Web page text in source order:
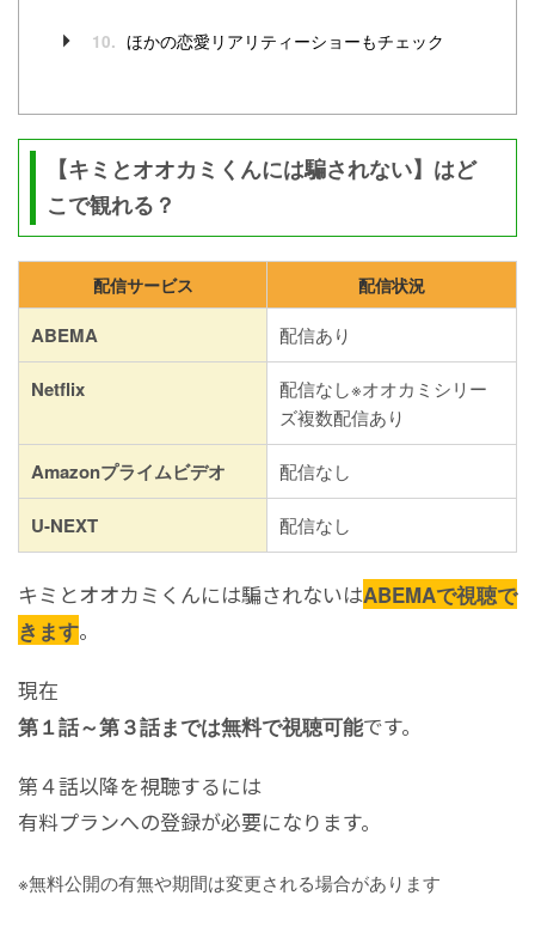
10. ほかの恋愛リアリティーショーもチェック
【キミとオオカミくんには騙されない】はど
こで観れる？
配信サービス 配信状況
ABEMA 配信あり
Netflix
配信なし※オオカミシリー
ズ複数配信あり
Amazonプライムビデオ 配信なし
U-NEXT 配信なし
キミとオオカミくんには騙されないはABEMAで視聴で
きます。
現在
第１話～第３話までは無料で視聴可能です。
第４話以降を視聴するには
有料プランへの登録が必要になります。
※無料公開の有無や期間は変更される場合があります